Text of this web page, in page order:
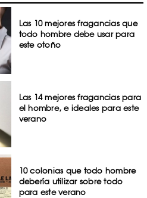
Las 10 mejores fragancias que
todo hombre debe usar para
este otoño
Las 14 mejores fragancias para
el hombre, e ideales para este
verano
10 colonias que todo hombre
debería utilizar sobre todo
para este verano